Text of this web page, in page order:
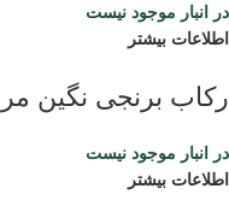
در انبار موجود نیست
اطلاعات بیشتر
رکاب برنجی نگین
در انبار موجود نیست
اطلاعات بیشتر